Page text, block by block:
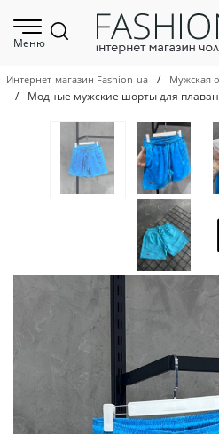
Меню
Интернет-магазин Fashion-ua / Мужская
/ Модные мужские шорты для